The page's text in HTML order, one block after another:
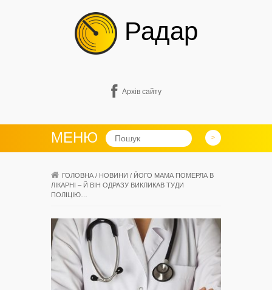
Радар
Архів сайту
МЕНЮ
ГОЛОВНА / НОВИНИ / ЙОГО МАМА ПОМЕРЛА В
ЛІКАРНІ – Й ВІН ОДРАЗУ ВИКЛИКАВ ТУДИ
ПОЛІЦІЮ…